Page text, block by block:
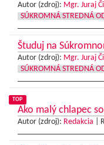
Autor (zdroj): Mgr. Juraj
SÚKROMNÁ STREDNÁ
Študuj na
Autor (zdroj): Mgr. Juraj
SÚKROMNÁ STREDNÁ
TOP
Ako malý chlapec
Autor (zdroj): Redakcia